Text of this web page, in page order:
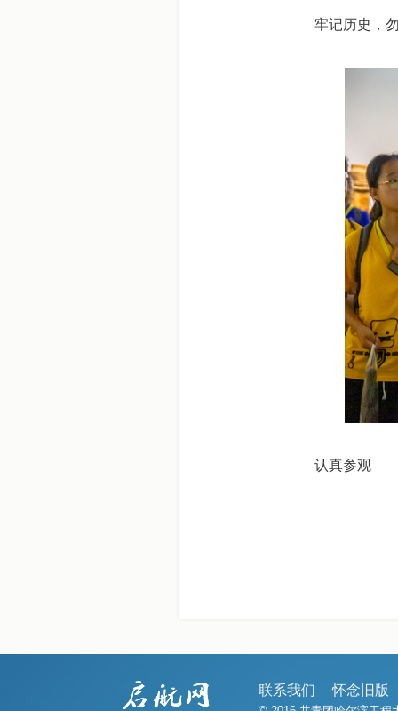
牢记历史，
认真参观
联系我们 怀念旧版